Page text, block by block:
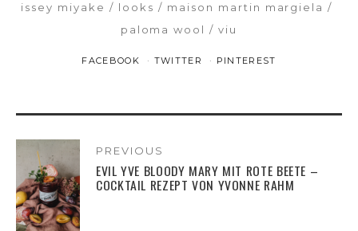
issey miyake
looks
maison martin margiela
paloma wool
viu
FACEBOOK TWITTER PINTEREST
PREVIOUS
EVIL YVE BLOODY MARY MIT ROTE BEETE –
COCKTAIL REZEPT VON YVONNE RAHM